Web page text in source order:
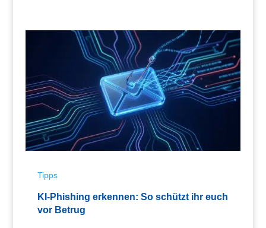
Tipps
KI-Phishing erkennen: So schützt ihr euch
vor Betrug